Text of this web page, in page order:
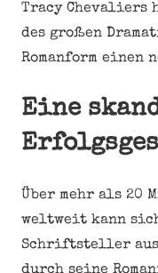
Tracy Chevaliers
des großen
Romanform einen
Eine
Über mehr als 20
weltweit kann
Schriftsteller aus